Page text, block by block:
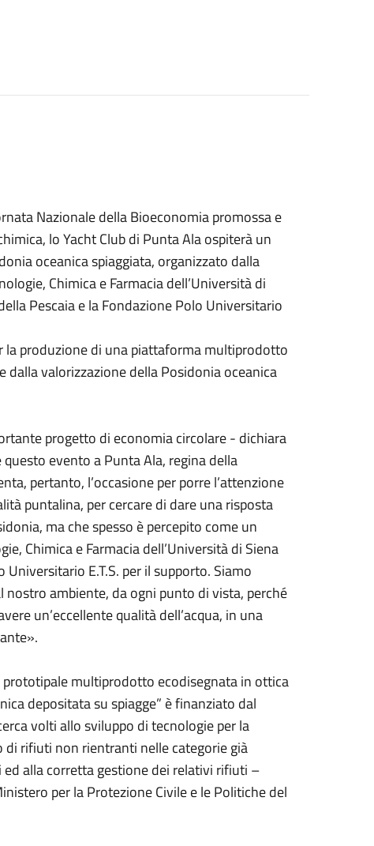
Nazionale della Bioeconomia promossa e
lo Yacht Club di Punta Ala ospiterà un
oceanica spiaggiata, organizzato dalla
Chimica e Farmacia dell’Università di
Pescaia e la Fondazione Polo Universitario
produzione di una piattaforma multiprodotto
dalla valorizzazione della Posidonia oceanica
progetto di economia circolare - dichiara
evento a Punta Ala, regina della
pertanto, l’occasione per porre l’attenzione
puntalina, per cercare di dare una risposta
ma che spesso è percepito come un
Chimica e Farmacia dell’Università di Siena
E.T.S. per il supporto. Siamo
ambiente, da ogni punto di vista, perché
un’eccellente qualità dell’acqua, in una
multiprodotto ecodisegnata in ottica
depositata su spiagge” è finanziato dal
volti allo sviluppo di tecnologie per la
rifiuti non rientranti nelle categorie già
alla corretta gestione dei relativi rifiuti –
per la Protezione Civile e le Politiche del